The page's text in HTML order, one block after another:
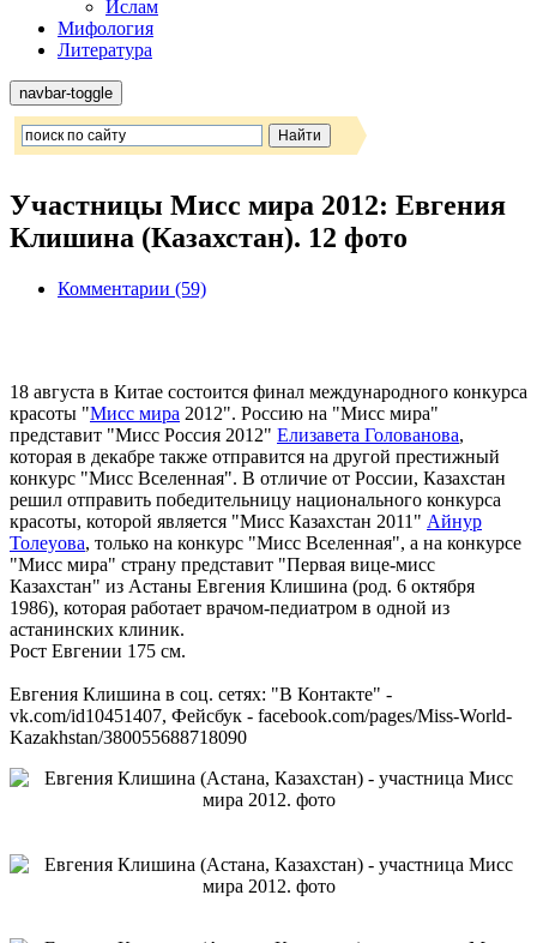
Ислам
Мифология
Литература
navbar-toggle
Участницы Мисс мира 2012: Евгения
Клишина (Казахстан). 12 фото
Комментарии (59)
18 августа в Китае состоится финал международного конкурса
красоты "Мисс мира 2012". Россию на "Мисс мира"
представит "Мисс Россия 2012" Елизавета Голованова,
которая в декабре также отправится на другой престижный
конкурс "Мисс Вселенная". В отличие от России, Казахстан
решил отправить победительницу национального конкурса
красоты, которой является "Мисс Казахстан 2011" Айнур
Толеуова, только на конкурс "Мисс Вселенная", а на конкурсе
"Мисс мира" страну представит "Первая вице-мисс
Казахстан" из Астаны Евгения Клишина (род. 6 октября
1986), которая работает врачом-педиатром в одной из
астанинских клиник.
Рост Евгении 175 см.
Евгения Клишина в соц. сетях: "В Контакте" -
vk.com/id10451407, Фейсбук - facebook.com/pages/Miss-World-
Kazakhstan/380055688718090